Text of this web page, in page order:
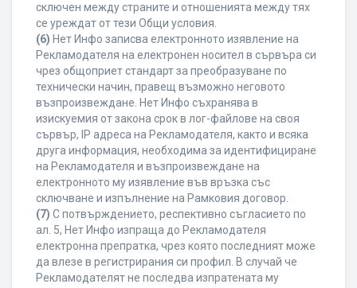
сключен между страните и отношенията между тях
се уреждат от тези Общи условия.
(6) Нет Инфо записва електронното изявление на
Рекламодателя на електронен носител в сървъра си
чрез общоприет стандарт за преобразуване по
технически начин, правещ възможно неговото
възпроизвеждане. Нет Инфо съхранява в
изискуемия от закона срок в лог-файлове на своя
сървър, IP адреса на Рекламодателя, както и всяка
друга информация, необходима за идентифициране
на Рекламодателя и възпроизвеждане на
електронното му изявление във връзка със
сключване и изпълнение на Рамковия договор.
(7) С потвърждението, респективно съгласието по
ал. 5, Нет Инфо изпраща до Рекламодателя
електронна препратка, чрез която последният може
да влезе в регистрирания си профил. В случай че
Рекламодателят не последва изпратената му